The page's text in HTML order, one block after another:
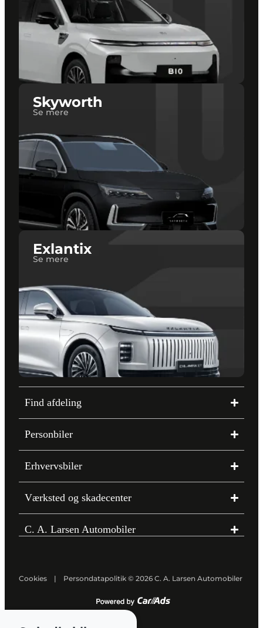
Skyworth
Se mere
Exlantix
Se mere
Find afdeling
Personbiler
Erhvervsbiler
Værksted og skadecenter
C. A. Larsen Automobiler
Cookies | Persondatapolitik © 2026 C. A. Larsen Automobiler